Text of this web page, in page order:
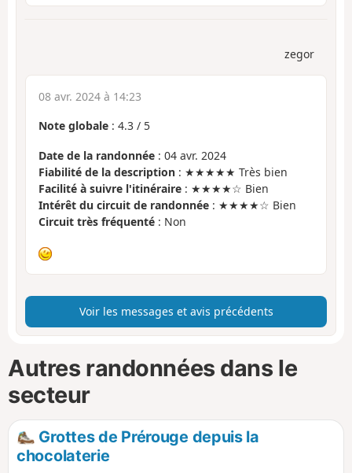
zegor
08 avr. 2024 à 14:23
Note globale : 4.3 / 5
Date de la randonnée : 04 avr. 2024
Fiabilité de la description : ★★★★★ Très bien
Facilité à suivre l'itinéraire : ★★★★☆ Bien
Intérêt du circuit de randonnée : ★★★★☆ Bien
Circuit très fréquenté : Non
Voir les messages et avis précédents
Autres randonnées dans le
secteur
Grottes de Prérouge depuis la
chocolaterie